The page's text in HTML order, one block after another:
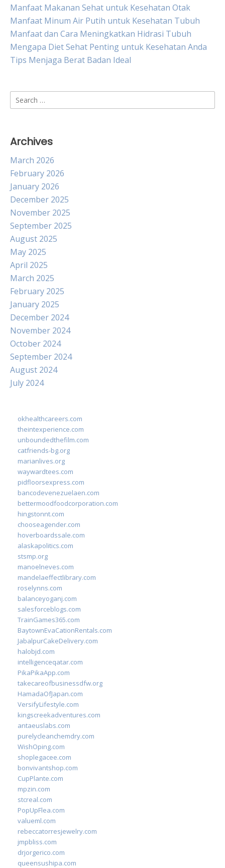
Manfaat Makanan Sehat untuk Kesehatan Otak
Manfaat Minum Air Putih untuk Kesehatan Tubuh
Manfaat dan Cara Meningkatkan Hidrasi Tubuh
Mengapa Diet Sehat Penting untuk Kesehatan Anda
Tips Menjaga Berat Badan Ideal
Search
for:
Archives
March 2026
February 2026
January 2026
December 2025
November 2025
September 2025
August 2025
May 2025
April 2025
March 2025
February 2025
January 2025
December 2024
November 2024
October 2024
September 2024
August 2024
July 2024
okhealthcareers.com
theintexperience.com
unboundedthefilm.com
catfriends-bg.org
marianlives.org
waywardtees.com
pidfloorsexpress.com
bancodevenezuelaen.com
bettermoodfoodcorporation.com
hingstonnt.com
chooseagender.com
hoverboardssale.com
alaskapolitics.com
stsmp.org
manoelneves.com
mandelaeffectlibrary.com
roselynns.com
balanceyoganj.com
salesforceblogs.com
TrainGames365.com
BaytownEvaCationRentals.com
JabalpurCakeDelivery.com
halobjd.com
intelligenceqatar.com
PikaPikaApp.com
takecareofbusinessdfw.org
HamadaOfJapan.com
VersifyLifestyle.com
kingscreekadventures.com
antaeuslabs.com
purelycleanchemdry.com
WishOping.com
shoplegacee.com
bonvivantshop.com
CupPlante.com
mpzin.com
stcreal.com
PopUpFlea.com
valueml.com
rebeccatorresjewelry.com
jmpbliss.com
drjorgerico.com
queensushipa.com